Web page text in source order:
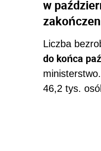
w
Liczba
do końca
46,2 tys.